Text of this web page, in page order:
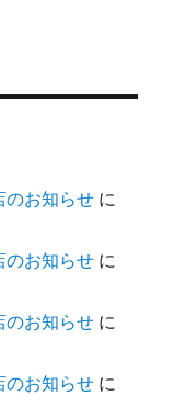
のお知らせ に
のお知らせ に
のお知らせ に
のお知らせ に